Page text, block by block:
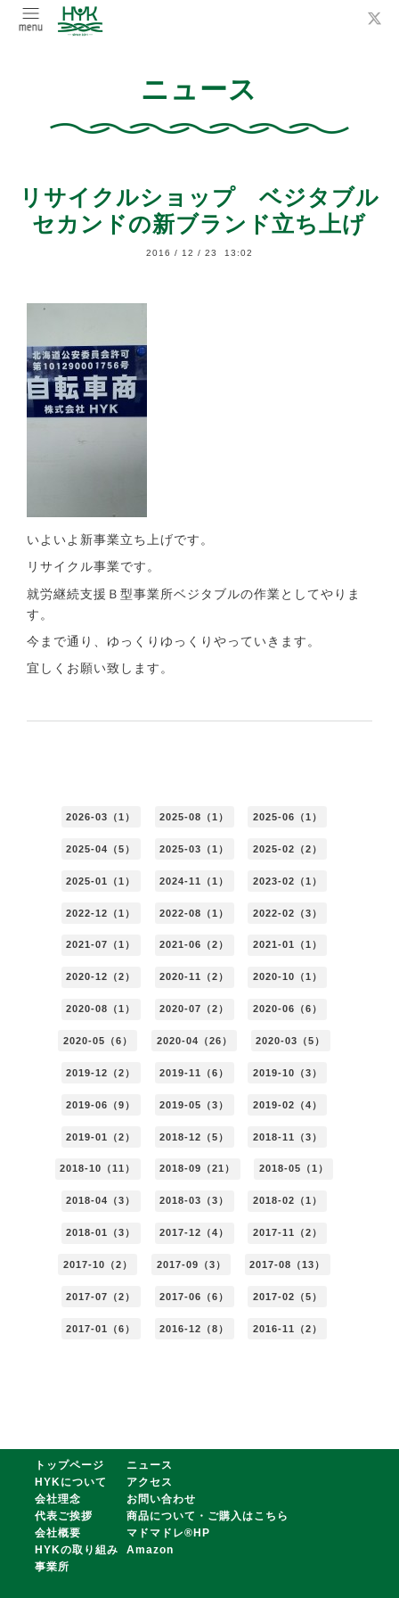
ニュース
リサイクルショップ ベジタブル
セカンドの新ブランド立ち上げ
2016 / 12 / 23 13:02
いよいよ新事業立ち上げです。
リサイクル事業です。
就労継続支援Ｂ型事業所ベジタブルの作業としてやりま
す。
今まで通り、ゆっくりゆっくりやっていきます。
宜しくお願い致します。
2026-03（1） 2025-08（1） 2025-06（1）
2025-04（5） 2025-03（1） 2025-02（2）
2025-01（1） 2024-11（1） 2023-02（1）
2022-12（1） 2022-08（1） 2022-02（3）
2021-07（1） 2021-06（2） 2021-01（1）
2020-12（2） 2020-11（2） 2020-10（1）
2020-08（1） 2020-07（2） 2020-06（6）
2020-05（6） 2020-04（26） 2020-03（5）
2019-12（2） 2019-11（6） 2019-10（3）
2019-06（9） 2019-05（3） 2019-02（4）
2019-01（2） 2018-12（5） 2018-11（3）
2018-10（11） 2018-09（21） 2018-05（1）
2018-04（3） 2018-03（3） 2018-02（1）
2018-01（3） 2017-12（4） 2017-11（2）
2017-10（2） 2017-09（3） 2017-08（13）
2017-07（2） 2017-06（6） 2017-02（5）
2017-01（6） 2016-12（8） 2016-11（2）
トップページ
HYKについて
会社理念
代表ご挨拶
会社概要
HYKの取り組み
事業所
ニュース
アクセス
お問い合わせ
商品について・ご購入はこちら
マドマドレ®HP
Amazon